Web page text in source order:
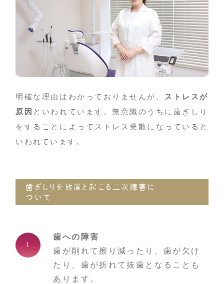
明確な理由はわかっておりませんが、 ストレスが
原因 といわれています。無意識のうちに歯ぎしり
をすることによってストレス発散になっていると
いわれています。
歯ぎしりを放置と起こる二次障害に
ついて
歯への障害
歯が削れて擦り減ったり、歯が欠け
たり、歯が折れて抜歯となることも
あります。